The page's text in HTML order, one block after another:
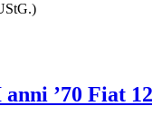
’70 Fiat